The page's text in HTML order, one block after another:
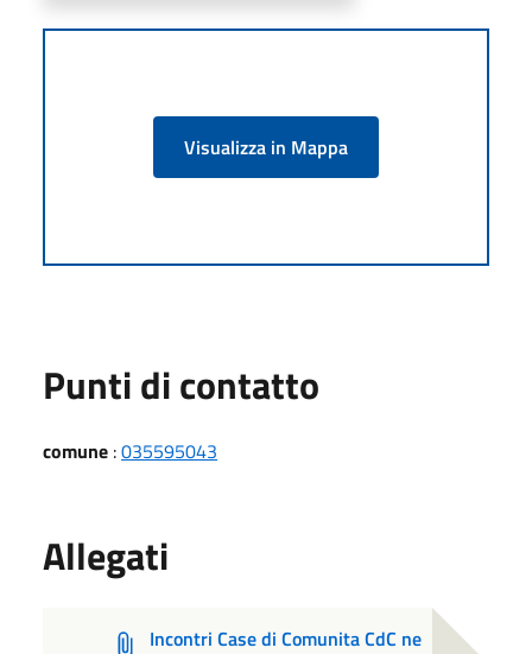
Visualizza in Mappa
Punti di contatto
comune :035595043
Allegati
Incontri Case di Comunita CdC ne